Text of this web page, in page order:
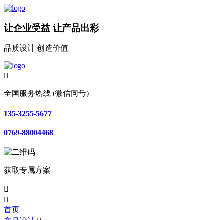
让企业受益 让产品出彩
品质设计 创造价值

全国服务热线 (微信同号)
135-3255-5677
0769-88004468
获取专属方案


首页